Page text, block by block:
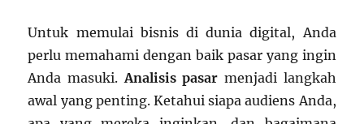
Untuk memulai bisnis di dunia digital, Anda
perlu memahami dengan baik pasar yang ingin
Anda masuki.Analisis pasar menjadi langkah
awal yang penting. Ketahui siapa audiens Anda,